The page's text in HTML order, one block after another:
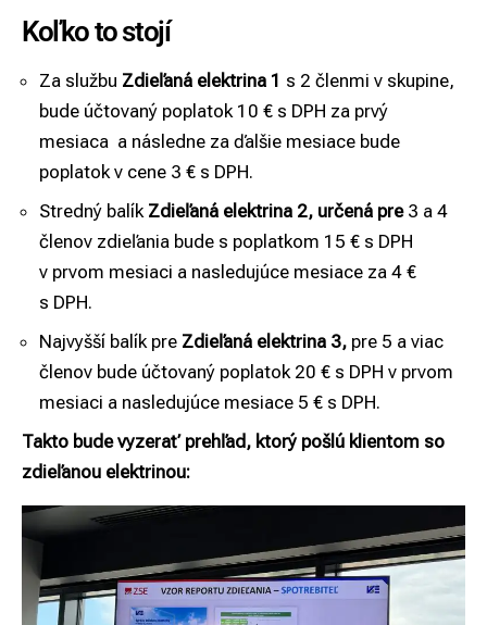
Koľko to stojí
Za službu Zdieľaná elektrina 1 s 2 členmi v skupine,
bude účtovaný poplatok 10 € s DPH za prvý
mesiaca a následne za ďalšie mesiace bude
poplatok v cene 3 € s DPH.
Stredný balík Zdieľaná elektrina 2, určená pre3 a 4
členov zdieľania bude s poplatkom 15 € s DPH
v prvom mesiaci a nasledujúce mesiace za 4 €
s DPH.
Najvyšší balík pre Zdieľaná elektrina 3, pre 5 a viac
členov bude účtovaný poplatok 20 € s DPH v prvom
mesiaci a nasledujúce mesiace 5 € s DPH.
Takto bude vyzerať prehľad, ktorý pošlú klientom so
zdieľanou elektrinou: